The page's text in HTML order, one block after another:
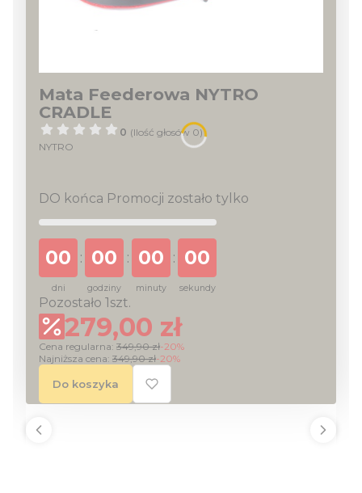
Mata Feederowa NYTRO
CRADLE
0 (Ilość głosów 0)
NYTRO
DO końca Promocji zostało tylko
00
dni
: 00
godziny
: 00
minuty
: 00
sekundy
Pozostało 1szt.
279,00 zł
Cena regularna: 349,90 zł-20%
Najniższa cena: 349,90 zł-20%
Do koszyka